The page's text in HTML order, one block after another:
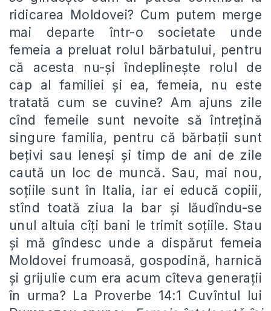
ridicarea Moldovei? Cum putem merge
mai departe într-o societate unde
femeia a preluat rolul bărbatului, pentru
că acesta nu-și îndeplinește rolul de
cap al familiei și ea, femeia, nu este
tratată cum se cuvine? Am ajuns zile
cînd femeile sunt nevoite să întrețină
singure familia, pentru că bărbații sunt
bețivi sau leneși și timp de ani de zile
caută un loc de muncă. Sau, mai nou,
soțiile sunt în Italia, iar ei educă copiii,
stînd toată ziua la bar și lăudîndu-se
unul altuia cîți bani le trimit soțiile. Stau
și mă gîndesc unde a dispărut femeia
Moldovei frumoasă, gospodină, harnică
și grijulie cum era acum cîteva generații
în urma? La Proverbe 14:1 Cuvîntul lui